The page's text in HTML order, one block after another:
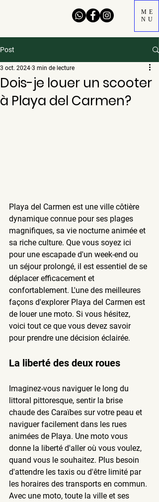
ME
NU
Post
Dois-je louer un scooter
à Playa del Carmen?
3 oct. 2024 3 min de lecture
Playa del Carmen est une ville côtière
dynamique connue pour ses plages
magnifiques, sa vie nocturne animée et
sa riche culture. Que vous soyez ici
pour une escapade d'un week-end ou
un séjour prolongé, il est essentiel de se
déplacer efficacement et
confortablement. L'une des meilleures
façons d'explorer Playa del Carmen est
de louer une moto. Si vous hésitez,
voici tout ce que vous devez savoir
pour prendre une décision éclairée.
La liberté des deux roues
Imaginez-vous naviguer le long du
littoral pittoresque, sentir la brise
chaude des Caraïbes sur votre peau et
naviguer facilement dans les rues
animées de Playa. Une moto vous
donne la liberté d'aller où vous voulez,
quand vous le souhaitez. Plus besoin
d'attendre les taxis ou d'être limité par
les horaires des transports en commun.
Avec une moto, toute la ville et ses